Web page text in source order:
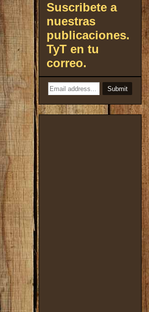
Suscribete a
nuestras
publicaciones.
TyT en tu
correo.